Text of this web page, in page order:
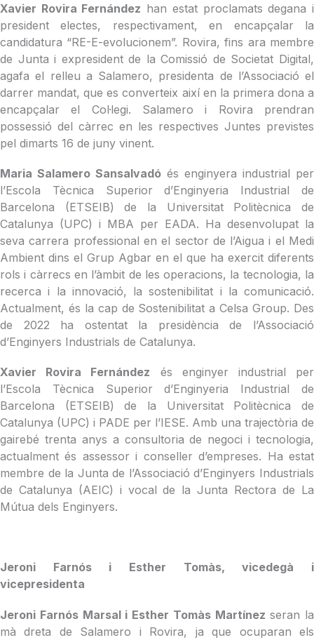
Xavier Rovira Fernández han estat proclamats degana i
president electes, respectivament, en encapçalar la
candidatura “RE-E-evolucionem”. Rovira, fins ara membre
de Junta i expresident de la Comissió de Societat Digital,
agafa el relleu a Salamero, presidenta de l’Associació el
darrer mandat, que es converteix així en la primera dona a
encapçalar el Col·legi. Salamero i Rovira prendran
possessió del càrrec en les respectives Juntes previstes
pel dimarts 16 de juny vinent.
Maria Salamero Sansalvadó és enginyera industrial per
l’Escola Tècnica Superior d’Enginyeria Industrial de
Barcelona (ETSEIB) de la Universitat Politècnica de
Catalunya (UPC) i MBA per EADA. Ha desenvolupat la
seva carrera professional en el sector de l’Aigua i el Medi
Ambient dins el Grup Agbar en el que ha exercit diferents
rols i càrrecs en l’àmbit de les operacions, la tecnologia, la
recerca i la innovació, la sostenibilitat i la comunicació.
Actualment, és la cap de Sostenibilitat a Celsa Group. Des
de 2022 ha ostentat la presidència de l’Associació
d’Enginyers Industrials de Catalunya.
Xavier Rovira Fernández és enginyer industrial per
l’Escola Tècnica Superior d’Enginyeria Industrial de
Barcelona (ETSEIB) de la Universitat Politècnica de
Catalunya (UPC) i PADE per l’IESE. Amb una trajectòria de
gairebé trenta anys a consultoria de negoci i tecnologia,
actualment és assessor i conseller d’empreses. Ha estat
membre de la Junta de l’Associació d’Enginyers Industrials
de Catalunya (AEIC) i vocal de la Junta Rectora de La
Mútua dels Enginyers.
Jeroni Farnós i Esther Tomàs, vicedegà i
vicepresidenta
Jeroni Farnós Marsal i Esther Tomàs Martínez seran la
mà dreta de Salamero i Rovira, ja que ocuparan els